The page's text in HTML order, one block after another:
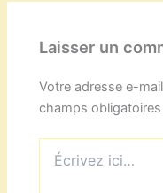
Laisser un
Votre adresse e-
champs
ici…